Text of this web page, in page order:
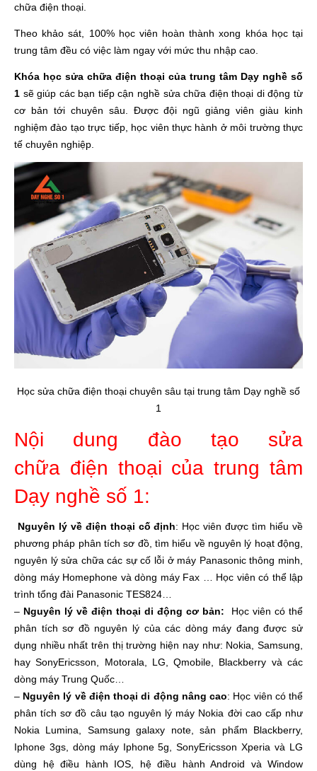
chữa điện thoại.
Theo khảo sát, 100% học viên hoàn thành xong khóa học tại
trung tâm đều có việc làm ngay với mức thu nhập cao.
Khóa học sửa chữa điện thoại của trung tâm Dạy nghề số
1 sẽ giúp các bạn tiếp cận nghề sửa chữa điện thoại di động từ
cơ bản tới chuyên sâu. Được đội ngũ giảng viên giàu kinh
nghiệm đào tạo trực tiếp, học viên thực hành ở môi trường thực
tế chuyên nghiệp.
Học sửa chữa điện thoại chuyên sâu tại trung tâm Dạy nghề số
1
Nội dung đào tạo sửa
chữa điện thoại của trung tâm
Dạy nghề số 1:
Nguyên lý về điện thoại cố định: Học viên được tìm hiểu về
phương pháp phân tích sơ đồ, tìm hiểu về nguyên lý hoạt động,
nguyên lý sửa chữa các sự cố lỗi ở máy Panasonic thông minh,
dòng máy Homephone và dòng máy Fax … Học viên có thể lập
trình tổng đài Panasonic TES824…
– Nguyên lý về điện thoại di động cơ bản: Học viên có thể
phân tích sơ đồ nguyên lý của các dòng máy đang được sử
dụng nhiều nhất trên thị trường hiện nay như: Nokia, Samsung,
hay SonyEricsson, Motorala, LG, Qmobile, Blackberry và các
dòng máy Trung Quốc…
– Nguyên lý về điện thoại di động nâng cao: Học viên có thể
phân tích sơ đồ câu tạo nguyên lý máy Nokia đời cao cấp như
Nokia Lumina, Samsung galaxy note, sản phẩm Blackberry,
Iphone 3gs, dòng máy Iphone 5g, SonyEricsson Xperia và LG
dùng hệ điều hành IOS, hệ điều hành Android và Window